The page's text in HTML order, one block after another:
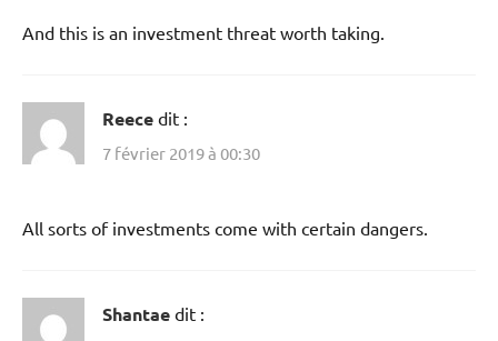
And this is an investment threat worth taking.
Reece dit :
7 février 2019 à 00:30
All sorts of investments come with certain dangers.
Shantae dit :